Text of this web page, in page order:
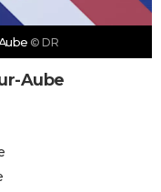
© DR
Aube